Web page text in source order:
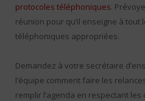
protocoles téléphoniques.
réunion pour qu’il enseigne à tout
téléphoniques appropriées.
Demandez à votre secrétaire
l’équipe comment faire les
remplir l’agenda en respectant